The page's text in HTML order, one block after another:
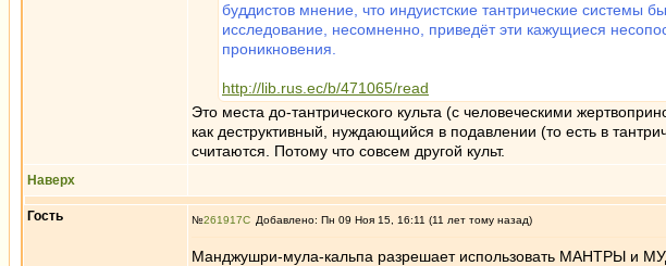
буддистов мнение, что индуистские тантрические системы
исследование, несомненно, приведёт эти кажущиеся
проникновения.
http://lib.rus.ec/b/471065/read
Это места до-тантрического культа (с человеческими
как деструктивный, нуждающийся в подавлении (то есть в
считаются. Потому что совсем другой культ.
Наверх
Гость №261917 Добавлено: Пн 09 Ноя 15, 16:11 (11 лет тому назад)
Манджушри-мула-кальпа разрешает использовать МАНТРЫ и